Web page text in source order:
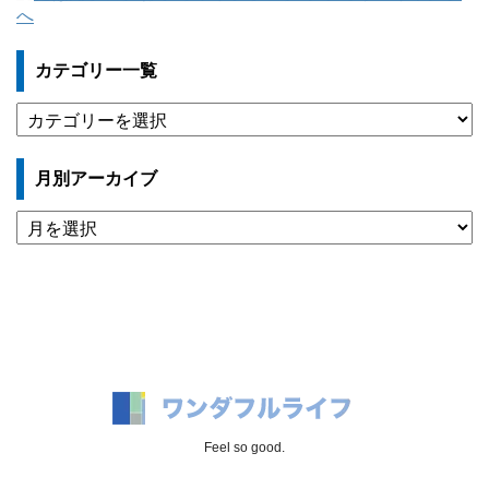
カテゴリー一覧
テ
ゴ
ー
一
覧
月別アーカイブ
月
別
Feel so good.